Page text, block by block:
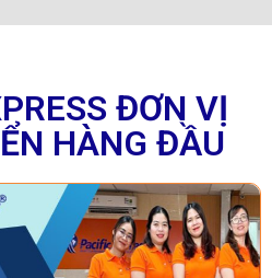
ĐƠN VỊ
HÀNG ĐẦU